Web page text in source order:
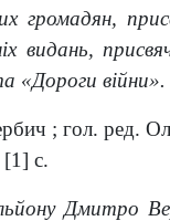
громадян,
видань,
«Дороги війни».
; гол. ред.
с.
Дмитро